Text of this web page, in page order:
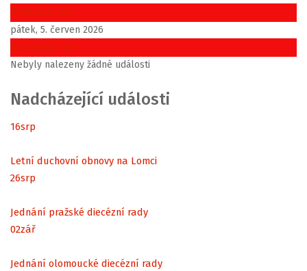
Předchozí den
pátek, 5. červen 2026
Následující den
Nebyly nalezeny žádné události
Nadcházející události
16srp
Letní duchovní obnovy na Lomci
26srp
Jednání pražské diecézní rady
02zář
Jednání olomoucké diecézní rady